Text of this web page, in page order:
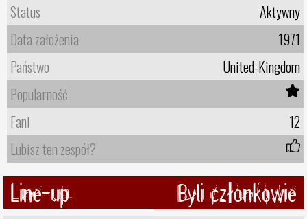
Status
Aktywny
Data założenia
1971
Państwo
United-Kingdom
Popularność
Fani
12
Lubisz ten zespół?
Line-up Byli członkowie